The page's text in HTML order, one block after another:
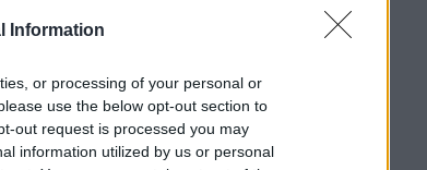
Information
or processing of your personal or
use the below opt-out section to
out request is processed you may
information utilized by us or personal
tego, jaki chaos
etc. Ten
dżentelmena w
się naszej